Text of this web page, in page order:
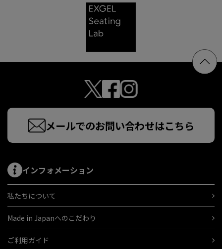
メールでのお問い合わせはこちら
インフォメーション
私たちについて
Made in Japanへのこだわり
ご利用ガイド